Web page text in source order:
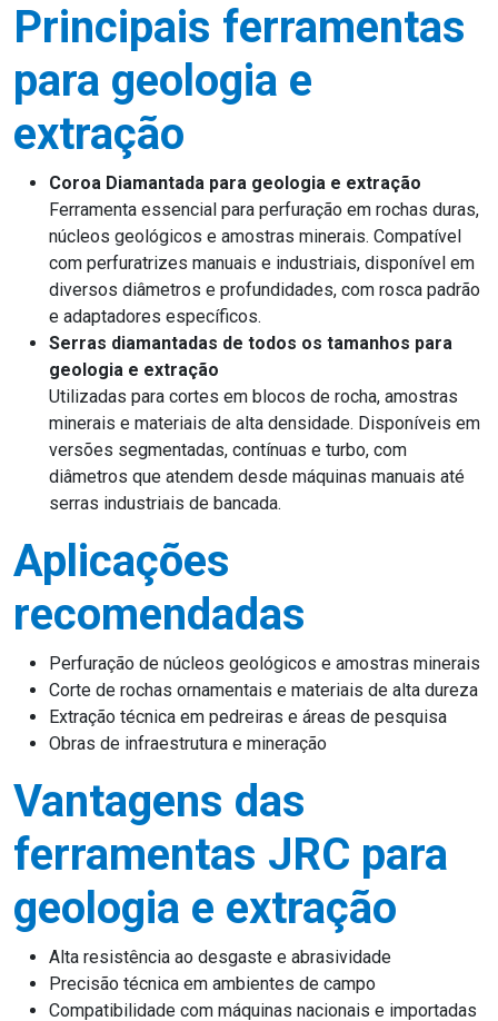
Principais ferramentas
para geologia e
extração
Coroa Diamantada para geologia e extração
Ferramenta essencial para perfuração em rochas duras,
núcleos geológicos e amostras minerais. Compatível
com perfuratrizes manuais e industriais, disponível em
diversos diâmetros e profundidades, com rosca padrão
e adaptadores específicos.
Serras diamantadas de todos os tamanhos para
geologia e extração
Utilizadas para cortes em blocos de rocha, amostras
minerais e materiais de alta densidade. Disponíveis em
versões segmentadas, contínuas e turbo, com
diâmetros que atendem desde máquinas manuais até
serras industriais de bancada.
Aplicações
recomendadas
Perfuração de núcleos geológicos e amostras minerais
Corte de rochas ornamentais e materiais de alta dureza
Extração técnica em pedreiras e áreas de pesquisa
Obras de infraestrutura e mineração
Vantagens das
ferramentas JRC para
geologia e extração
Alta resistência ao desgaste e abrasividade
Precisão técnica em ambientes de campo
Compatibilidade com máquinas nacionais e importadas